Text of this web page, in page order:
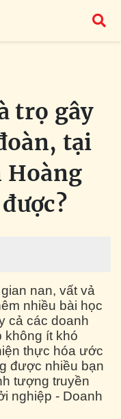
trọ gây
tại
Hoàng
nan, vất vả
nhiều bài học
cả các doanh
không ít khó
thực hóa ước
được nhiều bạn
tượng truyền
nghiệp - Doanh